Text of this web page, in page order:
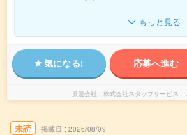
もっと見る
気になる! 応募へ進む
派遣会社 株式会社スタッフサービス
未読 掲載日 2026/08/09